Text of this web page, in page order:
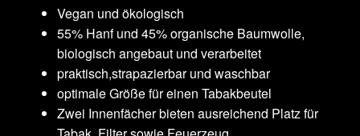
Vegan und ökologisch
55% Hanf und 45% organische Baumwolle,
biologisch angebaut und verarbeitet
praktisch,strapazierbar und waschbar
optimale Größe für einen Tabakbeutel
Zwei Innenfächer bieten ausreichend Platz für